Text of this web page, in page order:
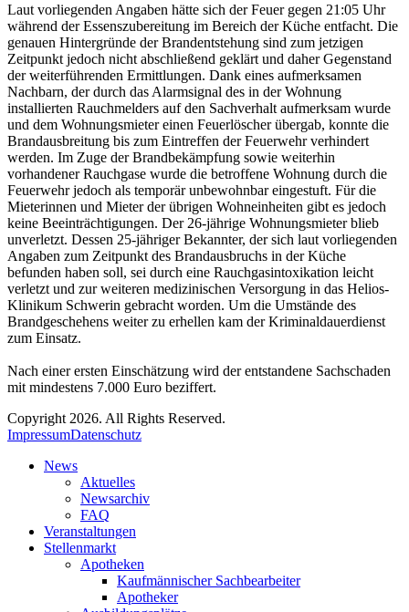
Laut vorliegenden Angaben hätte sich der Feuer gegen 21:05 Uhr
während der Essenszubereitung im Bereich der Küche entfacht. Die
genauen Hintergründe der Brandentstehung sind zum jetzigen
Zeitpunkt jedoch nicht abschließend geklärt und daher Gegenstand
der weiterführenden Ermittlungen. Dank eines aufmerksamen
Nachbarn, der durch das Alarmsignal des in der Wohnung
installierten Rauchmelders auf den Sachverhalt aufmerksam wurde
und dem Wohnungsmieter einen Feuerlöscher übergab, konnte die
Brandausbreitung bis zum Eintreffen der Feuerwehr verhindert
werden. Im Zuge der Brandbekämpfung sowie weiterhin
vorhandener Rauchgase wurde die betroffene Wohnung durch die
Feuerwehr jedoch als temporär unbewohnbar eingestuft. Für die
Mieterinnen und Mieter der übrigen Wohneinheiten gibt es jedoch
keine Beeinträchtigungen. Der 26-jährige Wohnungsmieter blieb
unverletzt. Dessen 25-jähriger Bekannter, der sich laut vorliegenden
Angaben zum Zeitpunkt des Brandausbruchs in der Küche
befunden haben soll, sei durch eine Rauchgasintoxikation leicht
verletzt und zur weiteren medizinischen Versorgung in das Helios-
Klinikum Schwerin gebracht worden. Um die Umstände des
Brandgeschehens weiter zu erhellen kam der Kriminaldauerdienst
zum Einsatz.
Nach einer ersten Einschätzung wird der entstandene Sachschaden
mit mindestens 7.000 Euro beziffert.
Copyright 2026. All Rights Reserved.
ImpressumDatenschutz
News
Aktuelles
Newsarchiv
FAQ
Veranstaltungen
Stellenmarkt
Apotheken
Kaufmännischer Sachbearbeiter
Apotheker